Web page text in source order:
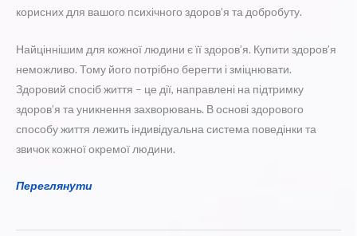
корисних для вашого психічного здоров’я та добробуту.
Найціннішим для кожної людини є її здоров’я. Купити здоров’я
неможливо. Тому його потрібно берегти і зміцнювати.
Здоровий спосіб життя – це дії, направлені на підтримку
здоров’я та уникнення захворювань. В основі здорового
способу життя лежить індивідуальна система поведінки та
звичок кожної окремої людини.
Переглянути